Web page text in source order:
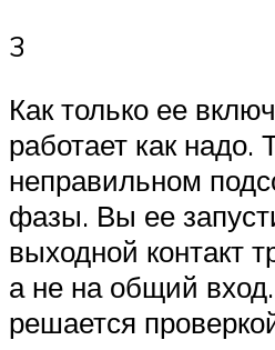
3
Как только ее
работает как надо.
неправильном
фазы. Вы ее
выходной контакт
а не на общий
решается